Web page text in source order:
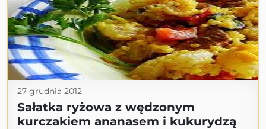
27 grudnia 2012
Sałatka ryżowa z wędzonym
kurczakiem ananasem i kukurydzą